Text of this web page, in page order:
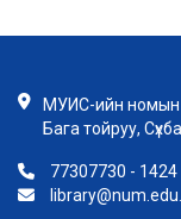
МУИС-ийн номын
Бага тойруу,
77307730 - 1424